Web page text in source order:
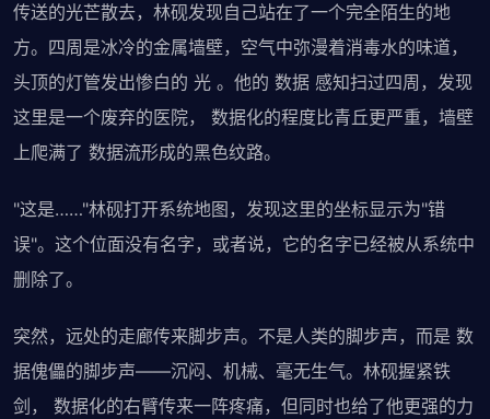
传送的光芒散去，林砚发现自己站在了一个完全陌生的地
方。四周是冰冷的金属墙壁，空气中弥漫着消毒水的味道，
头顶的灯管发出惨白的 光 。他的 数据 感知扫过四周，发现
这里是一个废弃的医院， 数据化的程度比青丘更严重，墙壁
上爬满了 数据流形成的黑色纹路。
"这是……"林砚打开系统地图，发现这里的坐标显示为"错
误"。这个位面没有名字，或者说，它的名字已经被从系统中
删除了。
突然，远处的走廊传来脚步声。不是人类的脚步声，而是 数
据傀儡的脚步声——沉闷、机械、毫无生气。林砚握紧铁
剑， 数据化的右臂传来一阵疼痛，但同时也给了他更强的力